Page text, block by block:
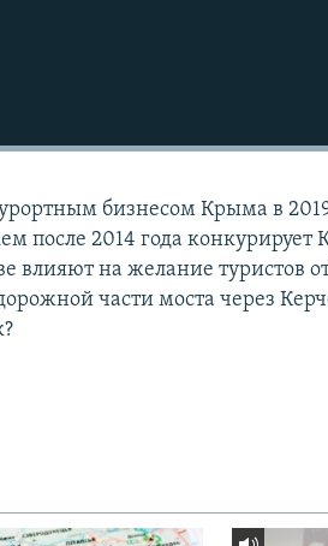
бизнесом Крыма в 2019
после 2014 года конкурирует
влияют на желание туристов
части моста через